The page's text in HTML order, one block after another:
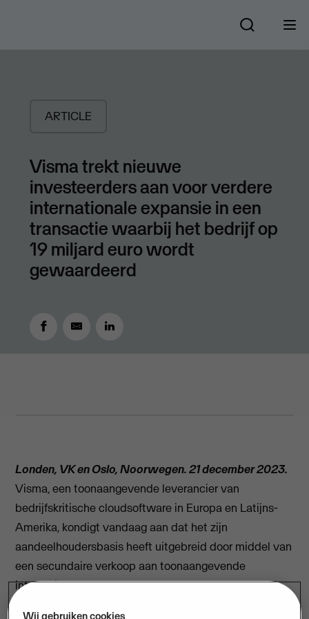
ARTICLE
Visma trekt nieuwe
investeerders aan voor verdere
internationale expansie in een
transactie waarbij het bedrijf op
19 miljard euro wordt
gewaardeerd
Londen, VK en Oslo, Noorwegen. 21 december 2023.
Visma, een toonaangevende leverancier van
bedrijfskritische cloudsoftware in Europa en Latijns-
Amerika, kondigt vandaag aan dat het zijn
aandeelhoudersbasis heeft uitgebreid door middel van
een secundaire verkoop aan toonaangevende
internationale aandeelhouders, om verdere
Wij gebruiken cookies